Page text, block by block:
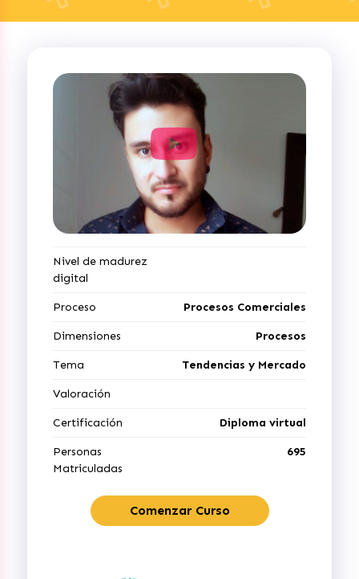
Nivel de madurez
digital
Proceso Procesos Comerciales
Dimensiones Procesos
Tema Tendencias y Mercado
Valoración
Certificación Diploma virtual
Personas
Matriculadas
695
Comenzar Curso